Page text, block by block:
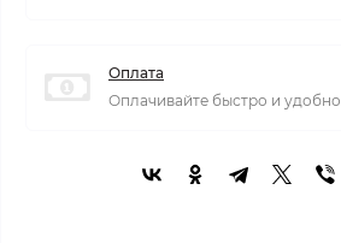
Оплата
Оплачивайте быстро и удобно